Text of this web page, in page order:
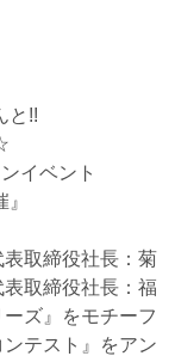
んと!!
に登場☆
ンイベント
取締役社長：菊
取締役社長：福
ズ』をモチーフ
テスト』をアン